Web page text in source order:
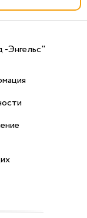
Энгельс"